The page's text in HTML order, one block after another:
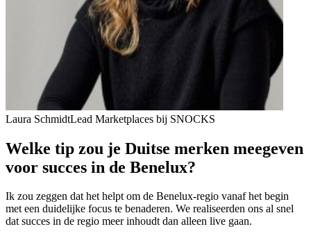
Laura SchmidtLead Marketplaces bij SNOCKS
Welke tip zou je Duitse merken meegeven
voor succes in de Benelux?
Ik zou zeggen dat het helpt om de Benelux-regio vanaf het begin
met een duidelijke focus te benaderen. We realiseerden ons al snel
dat succes in de regio meer inhoudt dan alleen live gaan.